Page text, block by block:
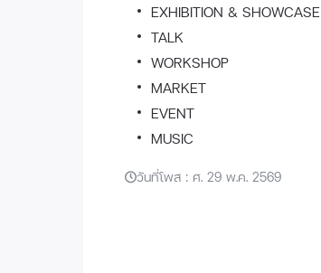
EXHIBITION & SHOWCASE
TALK
WORKSHOP
MARKET
EVENT
MUSIC
วันที่โพส : ศ. 29 พ.ค. 2569